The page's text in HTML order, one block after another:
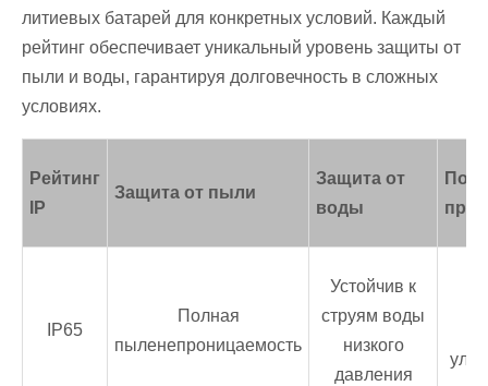
литиевых батарей для конкретных условий. Каждый
рейтинг обеспечивает уникальный уровень защиты от
пыли и воды, гарантируя долговечность в сложных
условиях.
Рейтинг
IP
Защита от пыли
Защита от
воды
IP65
Полная
пыленепроницаемость
Устойчив к
струям воды
низкого
давления